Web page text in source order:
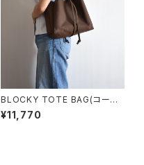
BLOCKY TOTE BAG(コーヒ
ー/ブラウン)
¥11,770